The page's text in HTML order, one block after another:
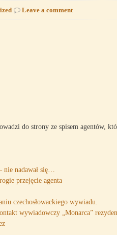
Leave a comment
do strony ze spisem agentów,
nie nadawał się…
przejęcie agenta
czechosłowackiego wywiadu.
wywiadowczy „Monarca”